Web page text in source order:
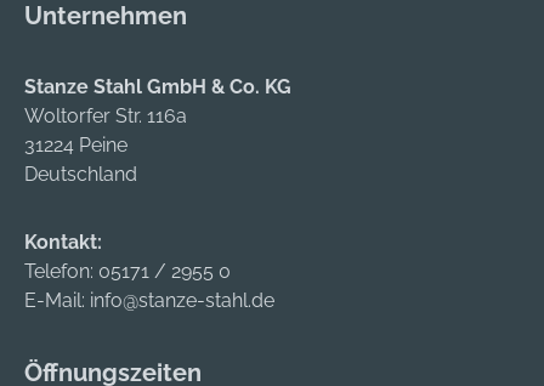
Unternehmen
Stanze Stahl GmbH & Co. KG
Woltorfer Str. 116a
31224 Peine
Deutschland
Kontakt:
Telefon: 05171 / 2955 0
E-Mail: info@stanze-stahl.de
Öffnungszeiten